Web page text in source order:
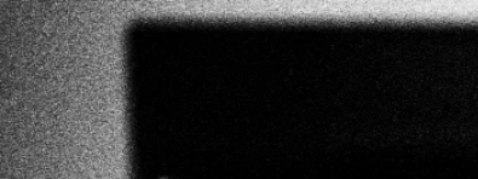
Passer
au
contenu